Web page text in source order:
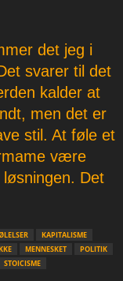
det jeg i
svarer til det
kalder at
men det er
stil. At føle et
være
Det
KAPITALISME
MENNESKET
POLITIK
STOICISME